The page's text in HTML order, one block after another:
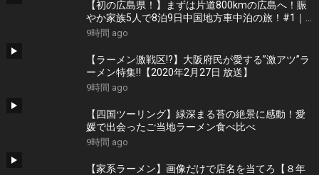
【初の広島県！】まずは片道800kmの広島へ！賑
やか家族5人で8泊9日中国地方車中泊の旅！#1｜
風情溢れる尾道と家族大絶賛のご当地ラーメン｜
全国制覇！＞
9時間 ago
【ラーメン激戦区!?】大阪府民が愛する”激アツ”ラ
ーメン特集‼︎【2020年2月27日 放送】
9時間 ago
【四国ツーリング】緑深まる苔の絶景に感動！愛
媛で出会ったご当地ラーメン食べ比べ
9時間 ago
【家系ラーメン】画像だけで店名を当てろ【８年